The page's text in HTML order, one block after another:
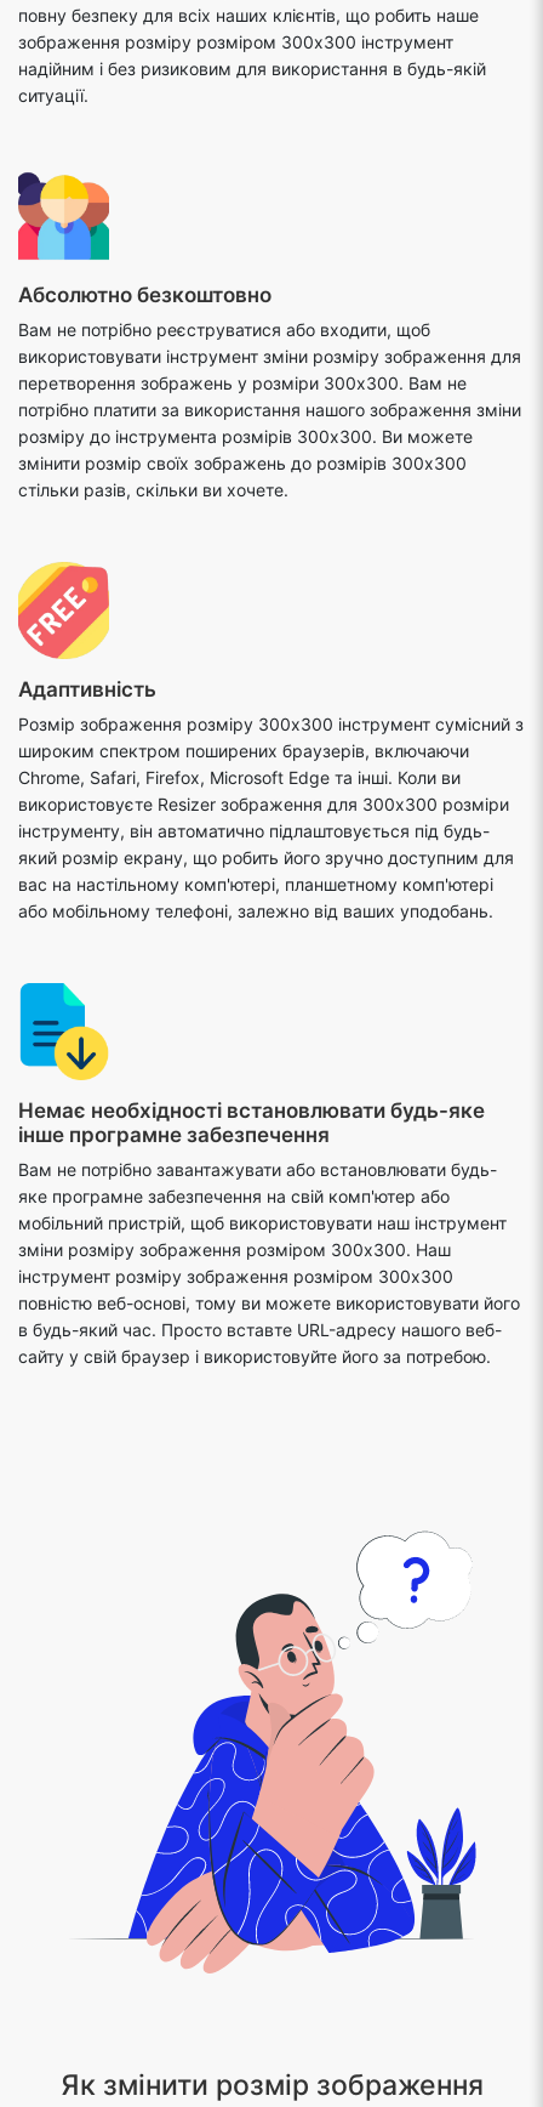
повну безпеку для всіх наших клієнтів, що робить наше
зображення розміру розміром 300x300 інструмент
надійним і без ризиковим для використання в будь-якій
ситуації.
Абсолютно безкоштовно
Вам не потрібно реєструватися або входити, щоб
використовувати інструмент зміни розміру зображення для
перетворення зображень у розміри 300x300. Вам не
потрібно платити за використання нашого зображення зміни
розміру до інструмента розмірів 300x300. Ви можете
змінити розмір своїх зображень до розмірів 300x300
стільки разів, скільки ви хочете.
Адаптивність
Розмір зображення розміру 300x300 інструмент сумісний з
широким спектром поширених браузерів, включаючи
Chrome, Safari, Firefox, Microsoft Edge та інші. Коли ви
використовуєте Resizer зображення для 300x300 розміри
інструменту, він автоматично підлаштовується під будь-
який розмір екрану, що робить його зручно доступним для
вас на настільному комп'ютері, планшетному комп'ютері
або мобільному телефоні, залежно від ваших уподобань.
Немає необхідності встановлювати будь-яке
інше програмне забезпечення
Вам не потрібно завантажувати або встановлювати будь-
яке програмне забезпечення на свій комп'ютер або
мобільний пристрій, щоб використовувати наш інструмент
зміни розміру зображення розміром 300x300. Наш
інструмент розміру зображення розміром 300x300
повністю веб-основі, тому ви можете використовувати його
в будь-який час. Просто вставте URL-адресу нашого веб-
сайту у свій браузер і використовуйте його за потребою.
Як змінити розмір зображення